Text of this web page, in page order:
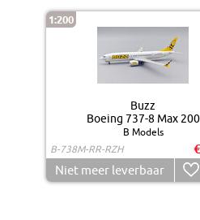
1:200
Buzz
Boeing 737-8 Max 200
B Models
B-738M-RR-RZH
Niet meer leverbaar